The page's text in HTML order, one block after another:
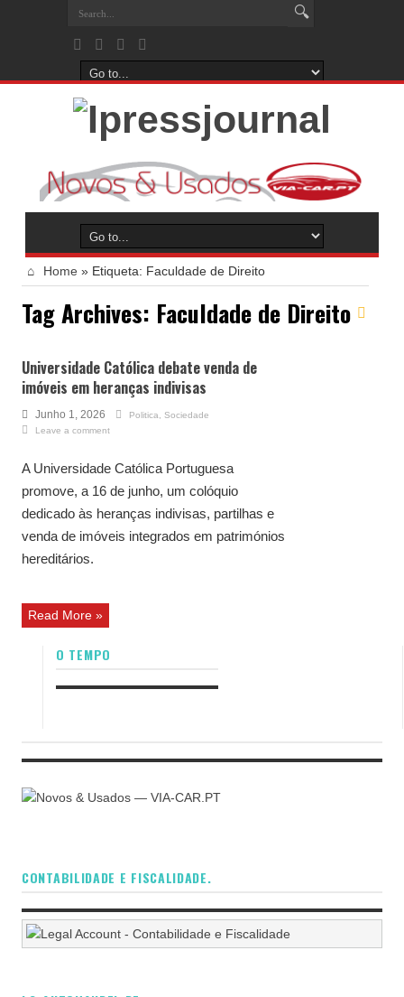
Home » Etiqueta: Faculdade de Direito
Tag Archives: Faculdade de Direito
Universidade Católica debate venda de
imóveis em heranças indivisas
Junho 1, 2026 Politica
Sociedade
Leave a comment
A Universidade Católica Portuguesa
promove, a 16 de junho, um colóquio
dedicado às heranças indivisas, partilhas e
venda de imóveis integrados em patrimónios
hereditários.
Read More »
O TEMPO
CONTABILIDADE E FISCALIDADE.